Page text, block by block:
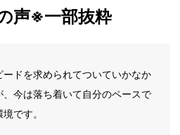
声※一部抜粋
ードを求められてついていかなか
、今は落ち着いて自分のペースで
です。